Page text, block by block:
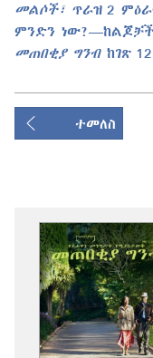
መልሶች፣ ጥራዝ 2
ምንድን
መጠበቂያ ግንብ ከገጽ
ተመለስ